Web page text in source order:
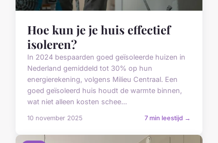
Hoe kun je je huis effectief
isoleren?
In 2024 bespaarden goed geïsoleerde huizen in
Nederland gemiddeld tot 30% op hun
energierekening, volgens Milieu Centraal. Een
goed geïsoleerd huis houdt de warmte binnen,
wat niet alleen kosten schee...
10 november 2025 7 min leestijd →